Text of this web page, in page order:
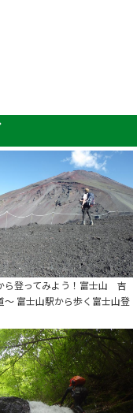
ら登ってみよう！富士山 吉
～ 富士山駅から歩く富士山登